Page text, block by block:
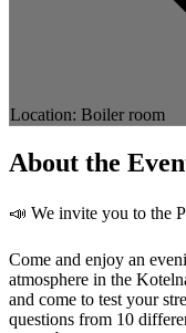
Location: Boiler room
About the
📣 We invite you to the
Come and enjoy an
atmosphere in the
and come to test your
questions from 10